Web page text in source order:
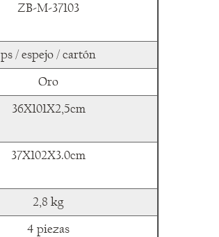
ZB-M-37103
ps / espejo / cartón
Oro
36X101X2,5cm
37X102X3.0cm
2,8 kg
4 piezas